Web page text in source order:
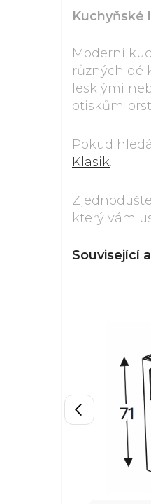
Kuchyňské
Moderní
různých
lesklými
otiskům
Pokud
Klasik.
který vám
Související